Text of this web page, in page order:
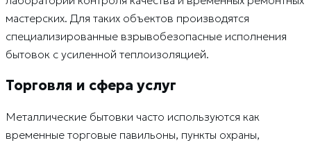
мастерских. Для таких объектов производятся
специализированные взрывобезопасные исполнения
бытовок с усиленной теплоизоляцией.
Торговля и сфера услуг
Металлические бытовки часто используются как
временные торговые павильоны, пункты охраны,